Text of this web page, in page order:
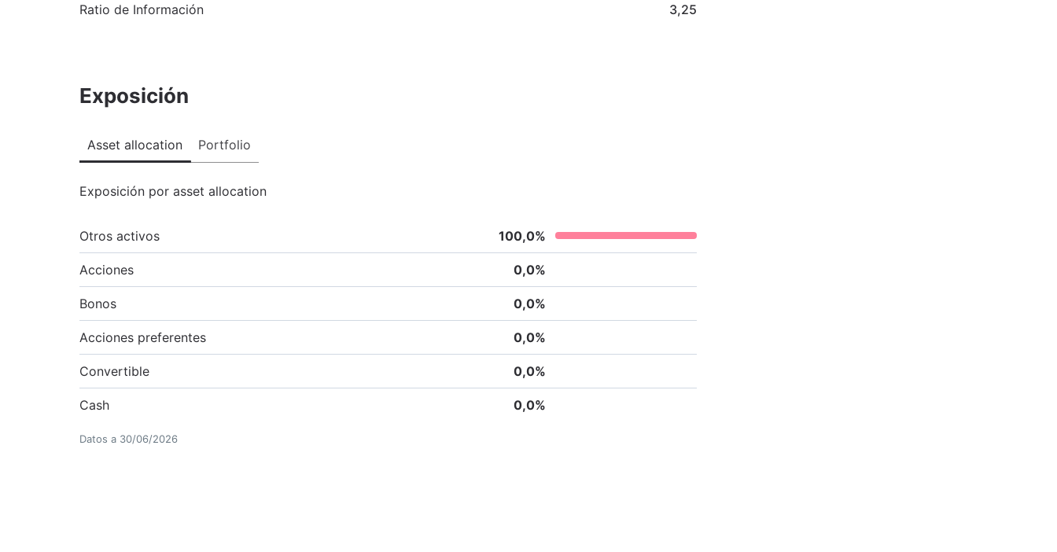
Ratio de Información 3,25
Exposición
Asset allocation Portfolio
Exposición por asset allocation
Otros activos 100,0%
Acciones 0,0%
Bonos 0,0%
Acciones preferentes 0,0%
Convertible 0,0%
Cash 0,0%
Datos a 30/06/2026